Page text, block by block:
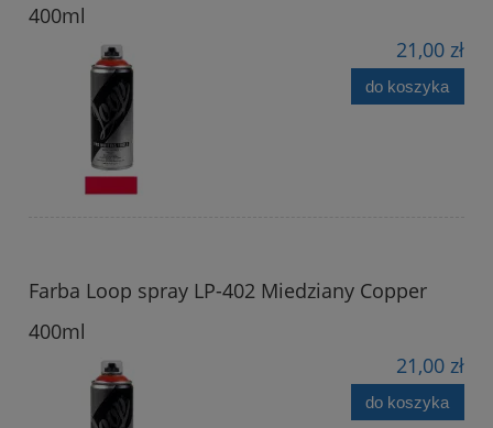
400ml
21,00 zł
do koszyka
Farba Loop spray LP-402 Miedziany Copper
400ml
21,00 zł
do koszyka